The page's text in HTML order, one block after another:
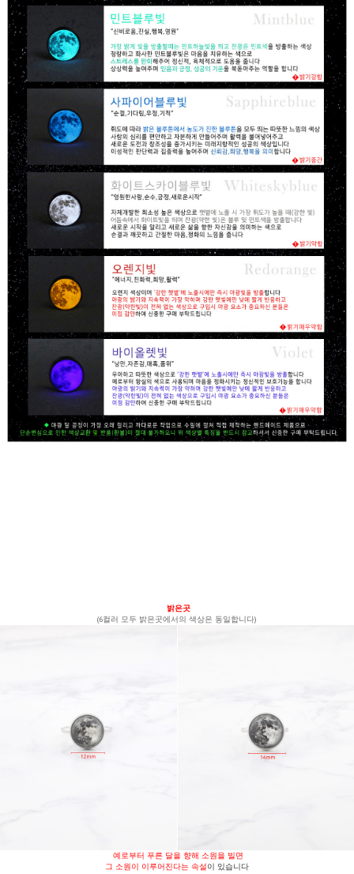
밝은곳
(6컬러 모두 밝은곳에서의 색상은 동일합니다)
예로부터 푸른 달을 향해 소원을 빌면
그 소원이 이루어진다는 속설이 있습니다